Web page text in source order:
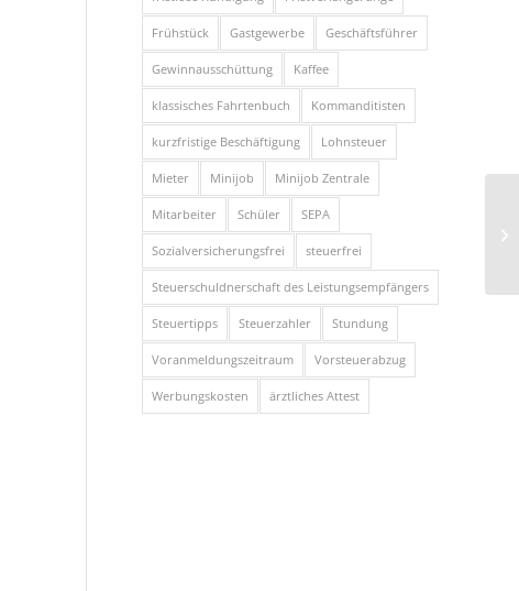
Frühstück Gastgewerbe Geschäftsführer
Gewinnausschüttung Kaffee
klassisches Fahrtenbuch Kommanditisten
kurzfristige Beschäftigung Lohnsteuer
Mieter Minijob Minijob Zentrale
Mitarbeiter Schüler SEPA
Sozialversicherungsfrei steuerfrei
Steuerschuldnerschaft des Leistungsempfängers
Steuertipps Steuerzahler Stundung
Voranmeldungszeitraum Vorsteuerabzug
Werbungskosten ärztliches Attest